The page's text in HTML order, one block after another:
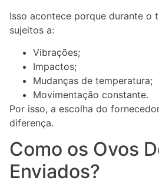
Isso acontece porque durante o
sujeitos a:
Vibrações;
Impactos;
Mudanças de temperatura;
Movimentação constante.
Por isso, a escolha do
diferença.
Como os Ovos
Enviados?